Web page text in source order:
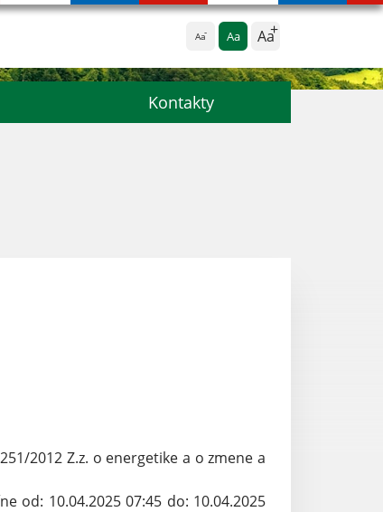
Aa Aa Aa
Kontakty
2012 Z.z. o energetike a o zmene a
od: 10.04.2025 07:45 do: 10.04.2025